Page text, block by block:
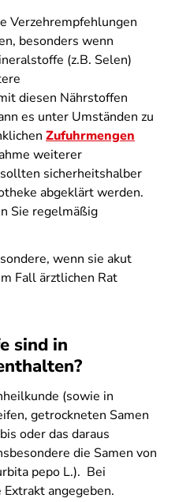
Verzehrempfehlungen
besonders wenn
(z.B. Selen)
diesen Nährstoffen
es unter Umständen zu
Zufuhrmengen
weiterer
sicherheitshalber
abgeklärt werden.
Sie regelmäßig
wenn sie akut
Fall ärztlichen Rat
sind in
(sowie in
getrockneten Samen
oder das daraus
die Samen von
pepo L.). Bei
angegeben.